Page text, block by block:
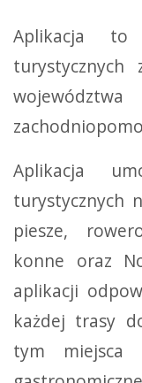
Aplikacja
turystycznych
Aplikacja
turystycznych
piesze,
konne oraz
aplikacji
każdej trasy
tym miejsca